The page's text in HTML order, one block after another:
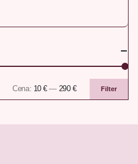
Filter
Cena: 10 €— 290 €